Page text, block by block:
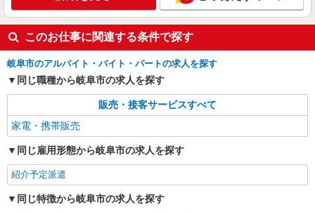
このお仕事に関連する条件で探す
岐阜市のアルバイト・バイト・パートの求人を探す
同じ職種から岐阜市の求人を探す
販売・接客サービスすべて
家電・携帯販売
同じ雇用形態から岐阜市の求人を探す
紹介予定派遣
同じ特徴から岐阜市の求人を探す